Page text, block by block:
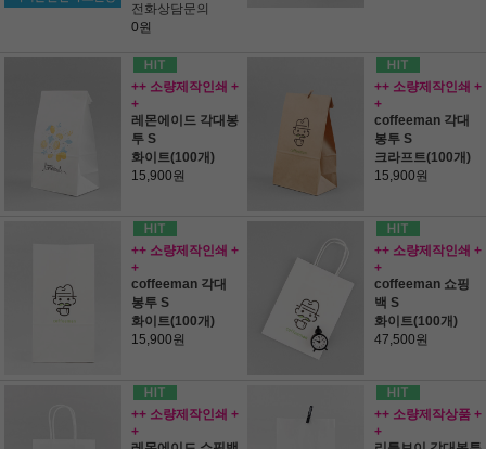
전화상담문의
0원
++ 소량제작인쇄 +
+
레몬에이드 각대봉
투 S
화이트(100개)
15,900원
++ 소량제작인쇄 +
+
coffeeman 각대
봉투 S
크라프트(100개)
15,900원
++ 소량제작인쇄 +
+
coffeeman 각대
봉투 S
화이트(100개)
15,900원
++ 소량제작인쇄 +
+
coffeeman 쇼핑
백 S
화이트(100개)
47,500원
++ 소량제작인쇄 +
+
++ 소량제작상품 +
+